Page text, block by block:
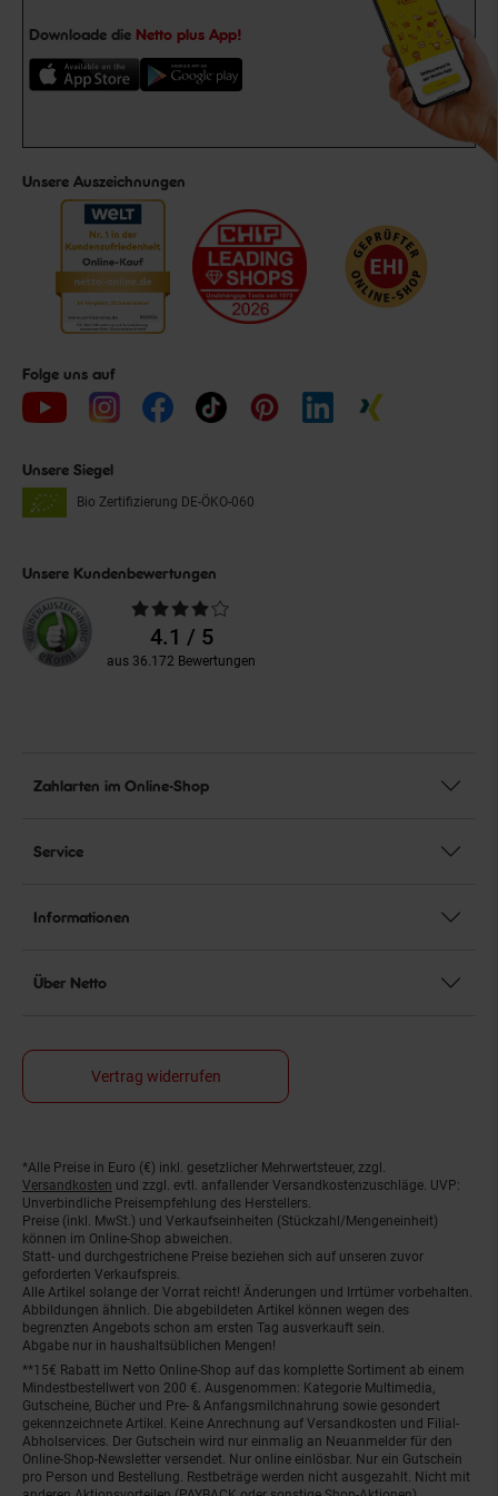
Downloade die Netto plus App!
Unsere Auszeichnungen
Folge uns auf
Unsere Siegel
Bio Zertifizierung DE-ÖKO-060
Unsere Kundenbewertungen
Durchschnittliche
Bewertungen4.1 / 5
aus 36.172 Bewertungen
Zahlarten im Online-Shop
Service
Informationen
Über Netto
Vertrag widerrufen
Fußnoten
*Alle Preise in Euro (€) inkl. gesetzlicher Mehrwertsteuer, zzgl.
Versandkosten und zzgl. evtl. anfallender Versandkostenzuschläge. UVP:
Unverbindliche Preisempfehlung des Herstellers.
Preise (inkl. MwSt.) und Verkaufseinheiten (Stückzahl/Mengeneinheit)
können im Online-Shop abweichen.
Statt- und durchgestrichene Preise beziehen sich auf unseren zuvor
geforderten Verkaufspreis.
Alle Artikel solange der Vorrat reicht! Änderungen und Irrtümer vorbehalten.
Abbildungen ähnlich. Die abgebildeten Artikel können wegen des
begrenzten Angebots schon am ersten Tag ausverkauft sein.
Abgabe nur in haushaltsüblichen Mengen!
**15€ Rabatt im Netto Online-Shop auf das komplette Sortiment ab einem
Mindestbestellwert von 200 €. Ausgenommen: Kategorie Multimedia,
Gutscheine, Bücher und Pre- & Anfangsmilchnahrung sowie gesondert
gekennzeichnete Artikel. Keine Anrechnung auf Versandkosten und Filial-
Abholservices. Der Gutschein wird nur einmalig an Neuanmelder für den
Online-Shop-Newsletter versendet. Nur online einlösbar. Nur ein Gutschein
pro Person und Bestellung. Restbeträge werden nicht ausgezahlt. Nicht mit